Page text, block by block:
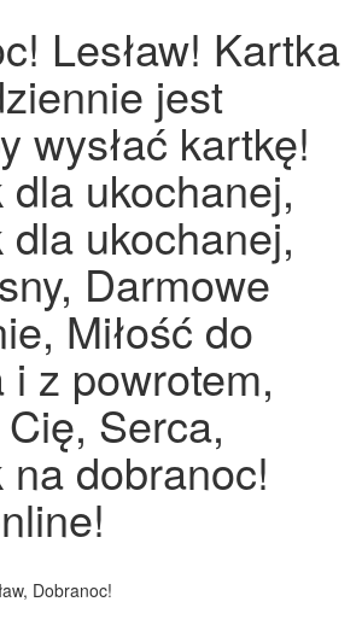
Lesław! Kartka
jest
wysłać kartkę!
ukochanej,
ukochanej,
Darmowe
Miłość do
i z powrotem,
Serca,
dobranoc!
Dobranoc!